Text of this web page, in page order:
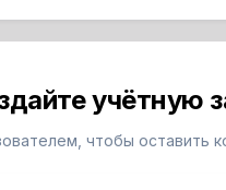
учётную
чтобы оставить